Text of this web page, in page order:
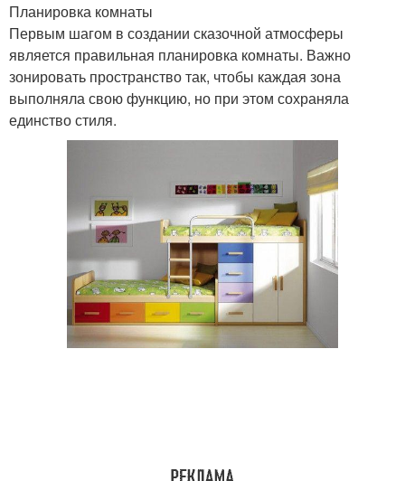
Планировка комнаты
Первым шагом в создании сказочной атмосферы
является правильная планировка комнаты. Важно
зонировать пространство так, чтобы каждая зона
выполняла свою функцию, но при этом сохраняла
единство стиля.